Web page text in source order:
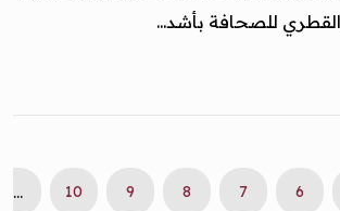
للصحافة بأشد...
6
7
8
9
10
...